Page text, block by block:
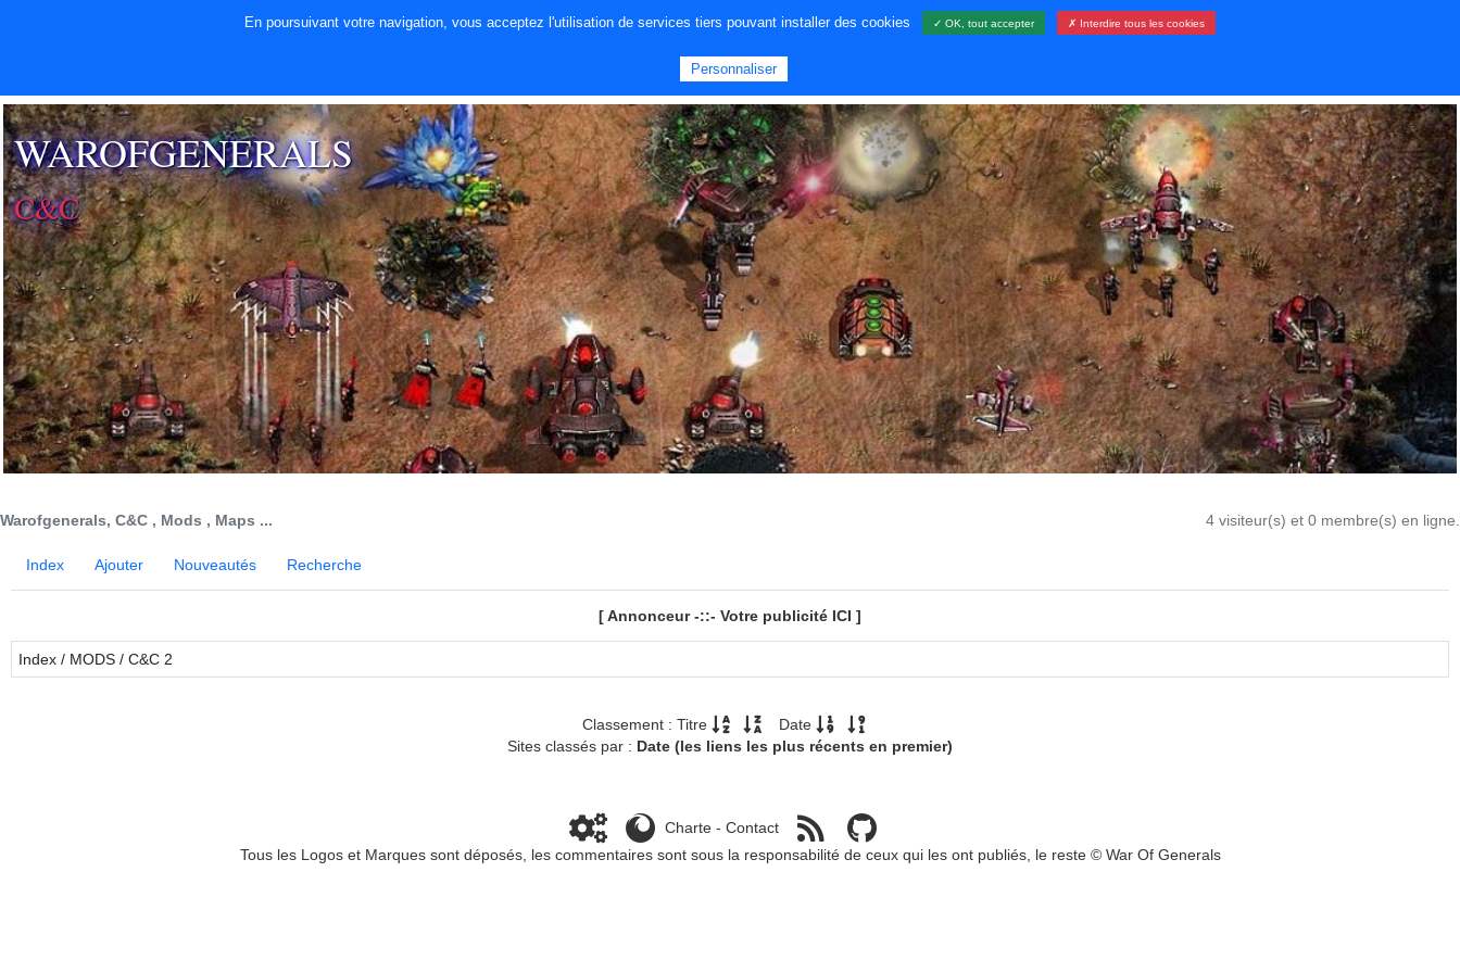
⚡ SOUTENIR LE
WAROFGENERALS
C&C
Warofgenerals, C&C , Mods , Maps ... 4 visiteur(s) et 0 membre(s) en ligne.
Index Ajouter Nouveautés Recherche
[ Annonceur -::- Votre publicité ICI ]
Index / MODS / C&C 2
Classement : Titre
Date
Sites classés par : Date (les liens les plus récents en premier)
Charte- Contact
Tous les Logos et Marques sont déposés, les commentaires sont sous la responsabilité de ceux qui les ont publiés, le reste © War Of Generals
En poursuivant votre navigation, vous acceptez l'utilisation de services tiers pouvant installer des cookies ✓ OK, tout accepter ✗ Interdire tous les cookies
Personnaliser